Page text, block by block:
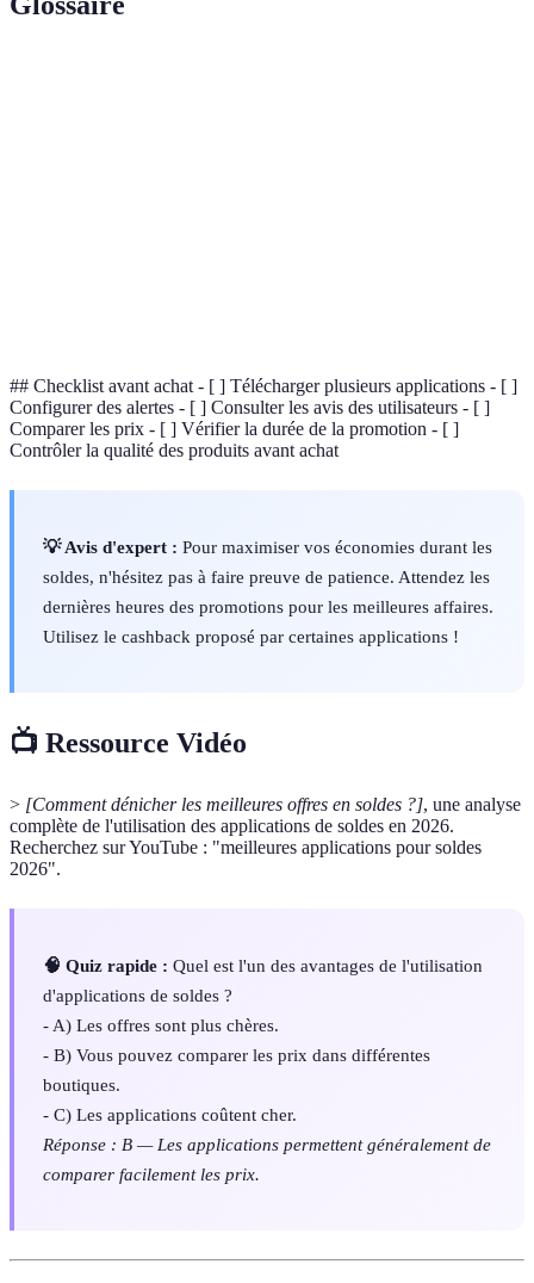
## Checklist avant achat - [ ] Télécharger plusieurs applications - [ ]
Configurer des alertes - [ ] Consulter les avis des utilisateurs - [ ]
Comparer les prix - [ ] Vérifier la durée de la promotion - [ ]
Contrôler la qualité des produits avant achat
💡 Avis d'expert : Pour maximiser vos économies durant les
soldes, n'hésitez pas à faire preuve de patience. Attendez les
dernières heures des promotions pour les meilleures affaires.
Utilisez le cashback proposé par certaines applications !
📺 Ressource Vidéo
> [Comment dénicher les meilleures offres en soldes ?], une analyse
complète de l'utilisation des applications de soldes en 2026.
Recherchez sur YouTube : "meilleures applications pour soldes
2026".
🧠 Quiz rapide : Quel est l'un des avantages de l'utilisation
d'applications de soldes ?
- A) Les offres sont plus chères.
- B) Vous pouvez comparer les prix dans différentes
boutiques.
- C) Les applications coûtent cher.
Réponse : B — Les applications permettent généralement de
comparer facilement les prix.